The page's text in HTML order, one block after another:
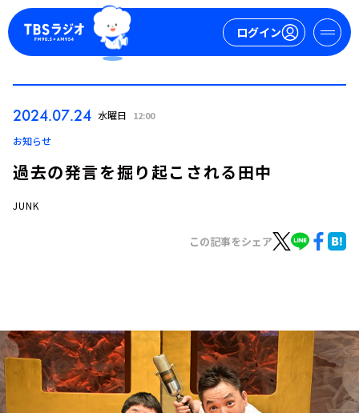
ログイン
トピックス
TBS Podcast
お知らせ
イベント・グッズ
2024.07.24 水曜日 12:00
お知らせ
過去の発言を掘り起こされる田中
JUNK
この記事をシェア